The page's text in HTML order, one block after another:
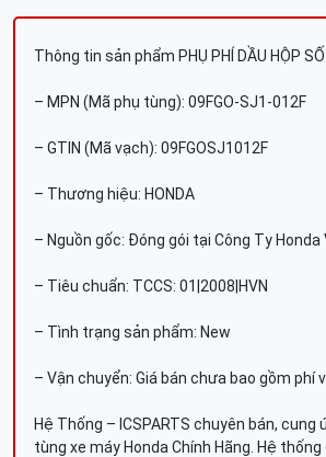
Thông tin sản phẩm PHỤ PHÍ DẦU HỘP
– MPN (Mã phụ tùng): 09FGO-SJ1-012F
– GTIN (Mã vạch): 09FGOSJ1012F
– Thương hiệu: HONDA
– Nguồn gốc: Đóng gói tại Công Ty Honda
– Tiêu chuẩn: TCCS: 01|2008|HVN
– Tình trạng sản phẩm: New
– Vận chuyển: Giá bán chưa bao gồm phí
Hệ Thống – ICSPARTS chuyên bán, cung
tùng xe máy Honda Chính Hãng. Hệ